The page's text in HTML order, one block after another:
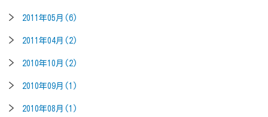
2011年05月(6)
2011年04月(2)
2010年10月(2)
2010年09月(1)
2010年08月(1)